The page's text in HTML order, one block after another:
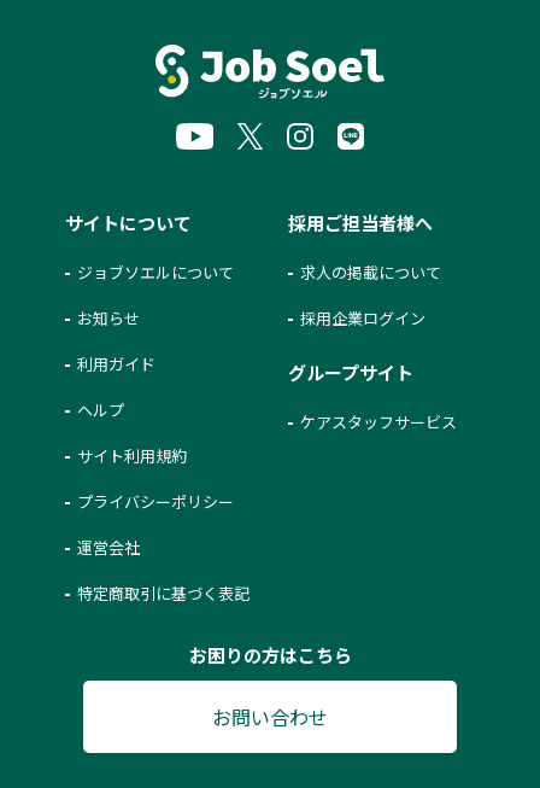
サイトについて
ジョブソエルについて
お知らせ
利用ガイド
ヘルプ
サイト利用規約
プライバシーポリシー
運営会社
特定商取引に基づく表記
採用ご担当者様へ
求人の掲載について
採用企業ログイン
グループサイト
ケアスタッフサービス
お困りの方はこちら
お問い合わせ